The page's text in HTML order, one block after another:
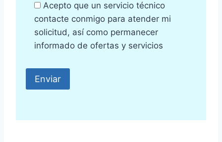
Acepto que un servicio técnico
contacte conmigo para atender mi
solicitud, así como permanecer
informado de ofertas y servicios